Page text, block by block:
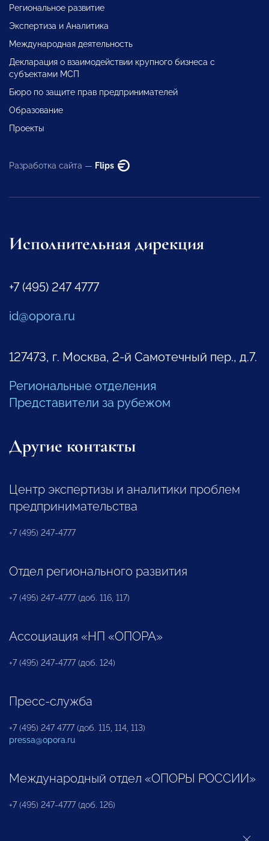
Региональное развитие
Экспертиза и Аналитика
Международная деятельность
Декларация о взаимодействии крупного бизнеса с
субъектами МСП
Бюро по защите прав предпринимателей
Образование
Проекты
Разработка сайта — Flips
Исполнительная дирекция
+7 (495) 247 4777
id@opora.ru
127473, г. Москва, 2-й Самотечный пер., д.7.
Региональные отделения
Представители за рубежом
Другие контакты
Центр экспертизы и аналитики проблем
предпринимательства
+7 (495) 247-4777
Отдел регионального развития
+7 (495) 247-4777 (доб. 116, 117)
Ассоциация «НП «ОПОРА»
+7 (495) 247-4777 (доб. 124)
Пресс-служба
+7 (495) 247 4777 (доб. 115, 114, 113)
pressa@opora.ru
Международный отдел «ОПОРЫ РОССИИ»
+7 (495) 247-4777 (доб. 126)